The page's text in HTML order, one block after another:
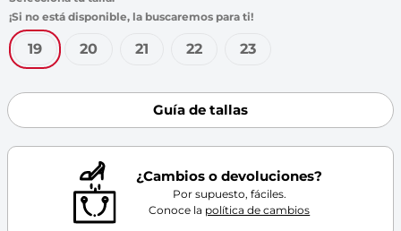
19 20 21 22 23
Guía de tallas
¿Cambios o devoluciones?
Por supuesto, fáciles.
Conoce la política de cambios
8.
skechers
cartago
10. bubble gummers